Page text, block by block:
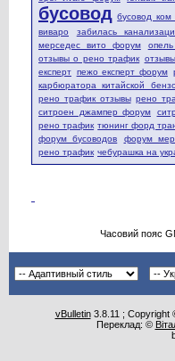
бусовод бусовод ком
виваро
забилась
мерседес вито форум
отзывы о рено трафик
експерт пежо експерт форум
карбюратора китайской
рено трафик отзывы рено
ситроен джампер форум
рено трафик тюнинг форд
форум бусоводов
форум
рено трафик чебурашка на
Часовий пояс
vBulletin3.8.11 ; Copyright
Переклад: ©